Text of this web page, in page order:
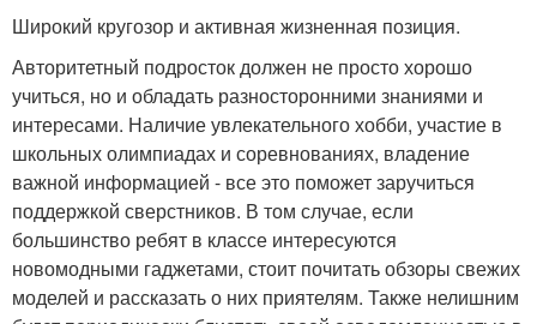
Широкий кругозор и активная жизненная позиция.
Авторитетный подросток должен не просто хорошо
учиться, но и обладать разносторонними знаниями и
интересами. Наличие увлекательного хобби, участие в
школьных олимпиадах и соревнованиях, владение
важной информацией - все это поможет заручиться
поддержкой сверстников. В том случае, если
большинство ребят в классе интересуются
новомодными гаджетами, стоит почитать обзоры свежих
моделей и рассказать о них приятелям. Также нелишним